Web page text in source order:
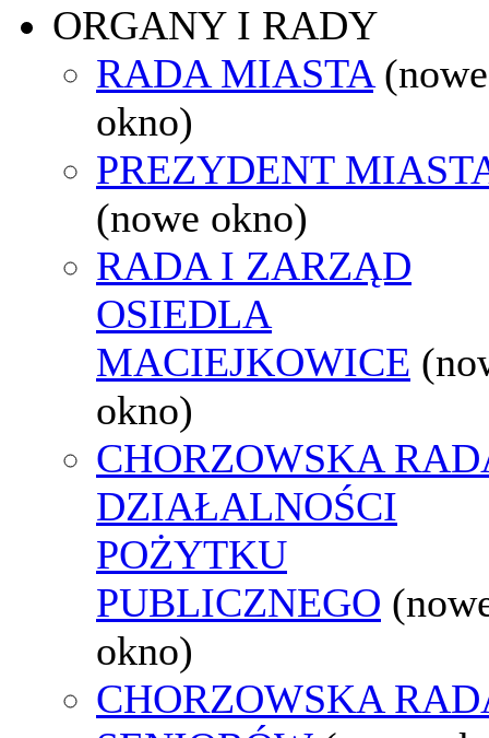
ORGANY I RADY
RADA MIASTA (nowe
okno)
PREZYDENT
(nowe okno)
RADA I ZARZĄD
OSIEDLA
MACIEJKOWICE
okno)
CHORZOWSKA
DZIAŁALNOŚCI
POŻYTKU
PUBLICZNEGO
okno)
CHORZOWSKA